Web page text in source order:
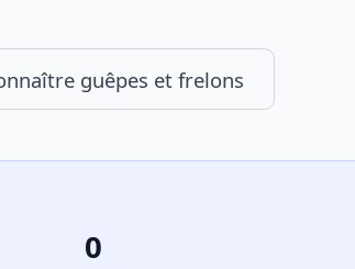
guêpes et frelons
0